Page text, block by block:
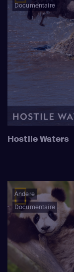
Documentaire
Hostile Waters
Andere
Documentaire